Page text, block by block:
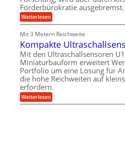
e
r
e
n
w
i
c
k
e
l
t
K
u
g
e
l
l
a
g
e
r
z
i
e
l
U
m
s
a
t
z
k
n
a
p
p
Förderbürokratie ausgebremst.
Weiterlesen:
M
s
c
h
i
n
e
n
b
a
u
:
Mit 3 Metern Reichweite
Kompakte
Mit den Ultraschallsensoren
Miniaturbauform erweitert
Portfolio um eine Lösung für
die hohe Reichweiten auf
erfordern.
Weiterlesen:
K